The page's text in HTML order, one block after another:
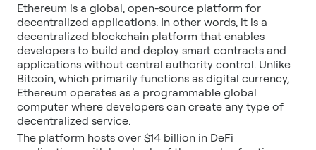
Ethereum is a global, open-source platform for
decentralized applications. In other words, it is a
decentralized blockchain platform that enables
developers to build and deploy smart contracts and
applications without central authority control. Unlike
Bitcoin, which primarily functions as digital currency,
Ethereum operates as a programmable global
computer where developers can create any type of
decentralized service.
The platform hosts over $14 billion in DeFi